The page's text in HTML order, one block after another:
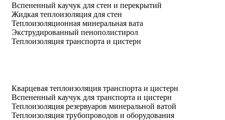
Вспененный каучук для стен и перекрытий
Жидкая теплоизоляция для стен
Теплоизоляционная минеральная вата
Экструдированный пенополистирол
Теплоизоляция транспорта и цистерн
Кварцевая теплоизоляция транспорта и цистерн
Вспененный каучук для транспорта и цистерн
Теплоизоляция резервуаров минеральной ватой
Теплоизоляция трубопроводов и оборудования